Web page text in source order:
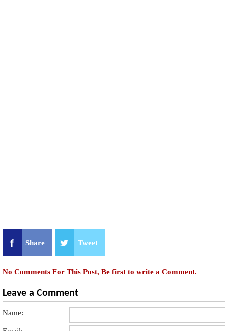
Share Tweet
No Comments For This Post, Be first to write a Comment.
Leave a Comment
Name: